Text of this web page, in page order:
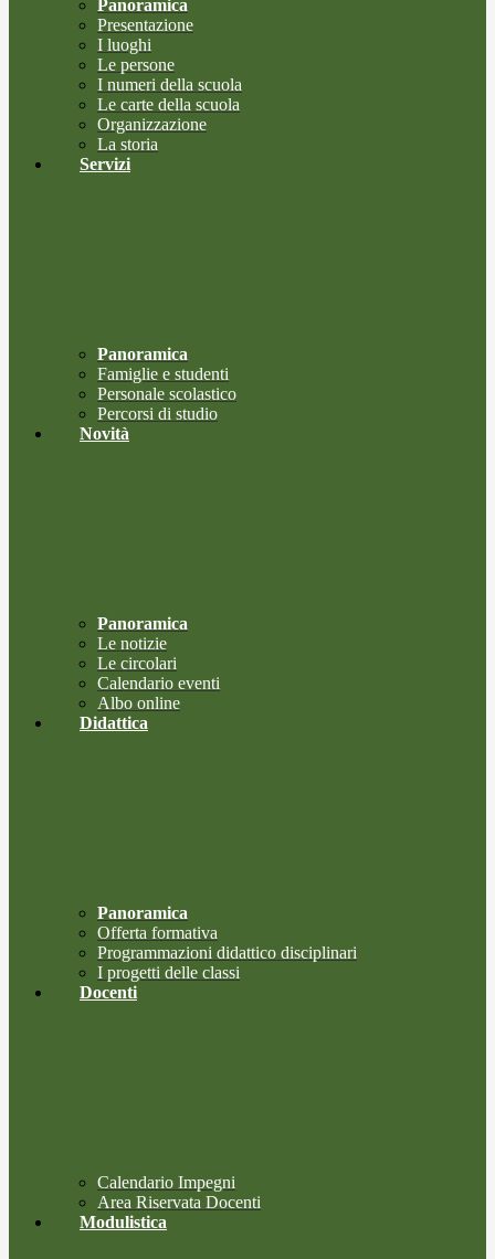
Panoramica
Presentazione
I luoghi
Le persone
I numeri della scuola
Le carte della scuola
Organizzazione
La storia
Servizi
Panoramica
Famiglie e studenti
Personale scolastico
Percorsi di studio
Novità
Panoramica
Le notizie
Le circolari
Calendario eventi
Albo online
Didattica
Panoramica
Offerta formativa
Programmazioni didattico disciplinari
I progetti delle classi
Docenti
Calendario Impegni
Area Riservata Docenti
Modulistica